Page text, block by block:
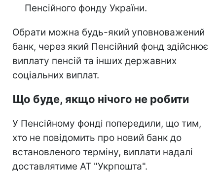
Пенсійного фонду України.
Обрати можна будь-який уповноважений
банк, через який Пенсійний фонд здійснює
виплату пенсій та інших державних
соціальних виплат.
Що буде, якщо нічого не робити
У Пенсійному фонді попередили, що тим,
хто не повідомить про новий банк до
встановленого терміну, виплати надалі
доставлятиме АТ "Укрпошта".